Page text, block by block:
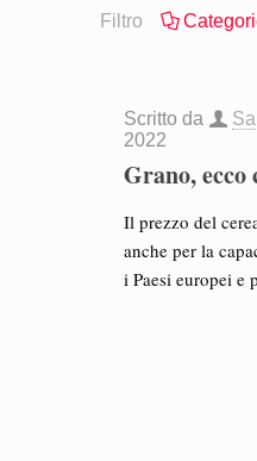
Filtro
Scritto da
2022
Grano, ecco
Il prezzo del
anche per la
i Paesi europei e